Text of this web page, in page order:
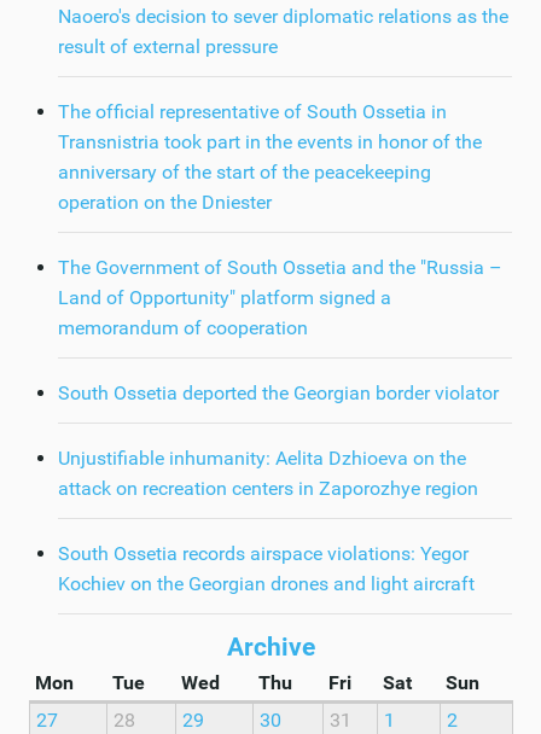
Naoero's decision to sever diplomatic relations as the
result of external pressure
The official representative of South Ossetia in
Transnistria took part in the events in honor of the
anniversary of the start of the peacekeeping
operation on the Dniester
The Government of South Ossetia and the "Russia –
Land of Opportunity" platform signed a
memorandum of cooperation
South Ossetia deported the Georgian border violator
Unjustifiable inhumanity: Aelita Dzhioeva on the
attack on recreation centers in Zaporozhye region
South Ossetia records airspace violations: Yegor
Kochiev on the Georgian drones and light aircraft
Archive
Mon Tue Wed Thu Fri Sat
Sun
27
28 29 30 31 1
2